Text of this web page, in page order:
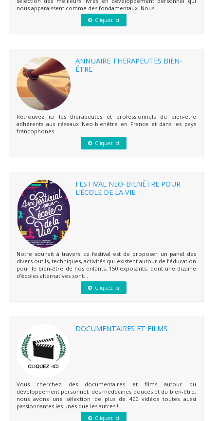
nous apparaissent comme des fondamentaux. Nous...
Cliquez ici
ANNUAIRE THERAPEUTES BIEN-
ÊTRE
Retrouvez ici les thérapeutes et professionnels du bien-être
adhérents aux réseaux Neo-bienêtre en France et dans les pays
francophones.
Cliquez ici
FESTIVAL NEO-BIENÊTRE POUR
L’ÉCOLE DE LA VIE
Notre souhait à travers ce festival est de proposer un panel des
divers outils, techniques, activités qui existent autour de l’éducation
pour le bien-être de nos enfants. 150 exposants, dont une dizaine
d’écoles alternatives sont...
Cliquez ici
DOCUMENTAIRES ET FILMS
Vous cherchez des documentaires et films autour du
développement personnel, des médecines douces et du bien-être,
nous avons une sélection de plus de 400 vidéos toutes aussi
passionnantes les unes que les autres !
Cliquez ici